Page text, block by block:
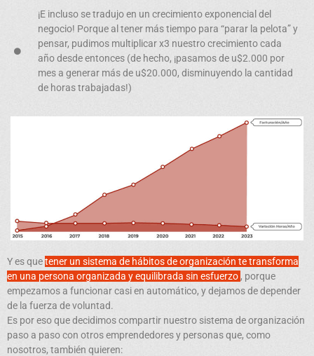
¡E incluso se tradujo en un crecimiento exponencial del
negocio! Porque al tener más tiempo para “parar la pelota” y
pensar, pudimos multiplicar x3 nuestro crecimiento cada
año desde entonces (de hecho, ¡pasamos de u$2.000 por
mes a generar más de u$20.000, disminuyendo la cantidad
de horas trabajadas!)
Y es quetener un sistema de hábitos de organización te transforma
en una persona organizada y equilibrada sin esfuerzo , porque
empezamos a funcionar casi en automático, y dejamos de depender
de la fuerza de voluntad.
Es por eso que decidimos compartir nuestro sistema de organización
paso a paso con otros emprendedores y personas que, como
nosotros, también quieren: